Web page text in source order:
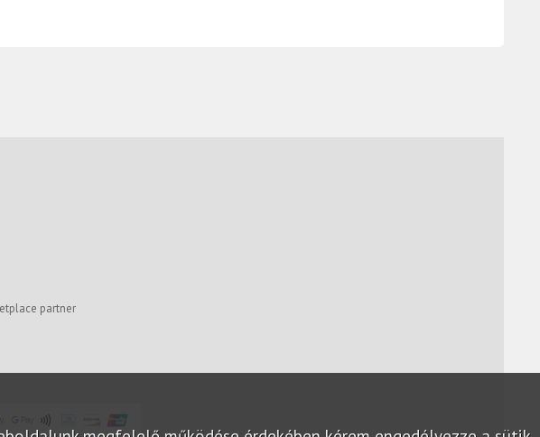
partner